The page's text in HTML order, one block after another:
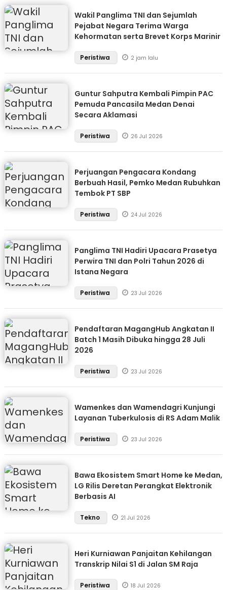
Wakil Panglima TNI dan Sejumlah
Pejabat Negara Terima Warga
Kehormatan serta Brevet Korps Marinir
Peristiwa 2 jam lalu
Guntur Sahputra Kembali Pimpin PAC
Pemuda Pancasila Medan Denai
Secara Aklamasi
Peristiwa 26 Jul 2026
Perjuangan Pengacara Kondang
Berbuah Hasil, Pemko Medan Rubuhkan
Tembok PT SBP
Peristiwa 24 Jul 2026
Panglima TNI Hadiri Upacara Prasetya
Perwira TNI dan Polri Tahun 2026 di
Istana Negara
Peristiwa 23 Jul 2026
Pendaftaran MagangHub Angkatan II
Batch 1 Masih Dibuka hingga 28 Juli
2026
Peristiwa 23 Jul 2026
Wamenkes dan Wamendagri Kunjungi
Layanan Tuberkulosis di RS Adam Malik
Peristiwa 23 Jul 2026
Bawa Ekosistem Smart Home ke Medan,
LG Rilis Deretan Perangkat Elektronik
Berbasis AI
Tekno 21 Jul 2026
Heri Kurniawan Panjaitan Kehilangan
Transkrip Nilai S1 di Jalan SM Raja
Peristiwa 18 Jul 2026